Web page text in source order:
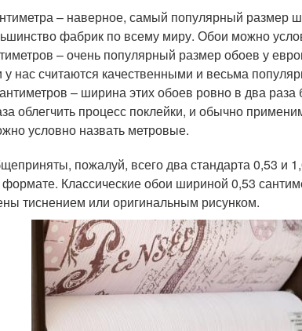
– наверное, самый популярный размер
фабрик по всему миру. Обои можно
– очень популярный размер обоев у
нас считаются качественными и весьма
– ширина этих обоев ровно в два
облегчить процесс поклейки, и обычно
условно назвать метровые.
пожалуй, всего два стандарта 0,53 и
Классические обои шириной 0,53
тиснением или оригинальным рисунком.